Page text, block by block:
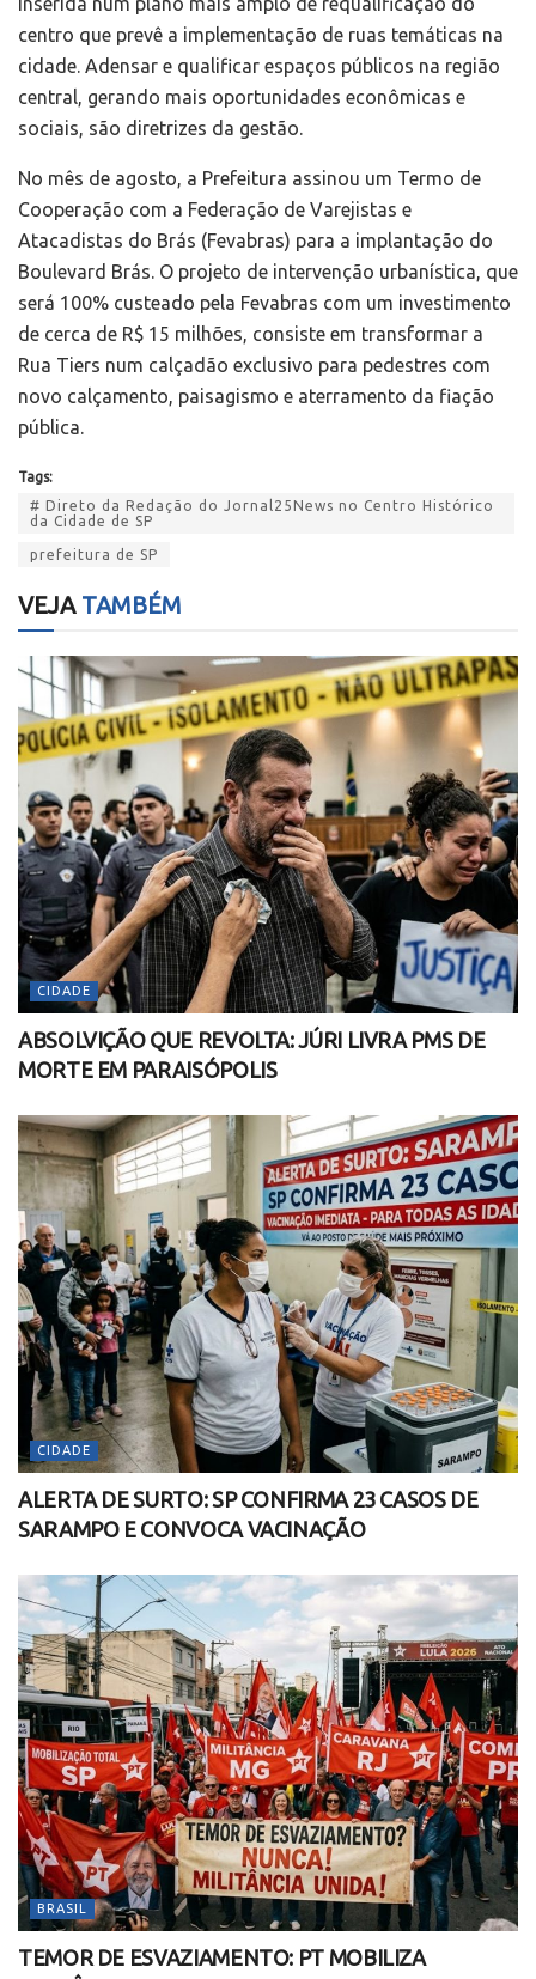
centro que prevê a implementação de ruas temáticas na
cidade. Adensar e qualificar espaços públicos na região
central, gerando mais oportunidades econômicas e
sociais, são diretrizes da gestão.
No mês de agosto, a Prefeitura assinou um Termo de
Cooperação com a Federação de Varejistas e
Atacadistas do Brás (Fevabras) para a implantação do
Boulevard Brás. O projeto de intervenção urbanística, que
será 100% custeado pela Fevabras com um investimento
de cerca de R$ 15 milhões, consiste em transformar a
Rua Tiers num calçadão exclusivo para pedestres com
novo calçamento, paisagismo e aterramento da fiação
pública.
Tags:
# Direto da Redação do Jornal25News no Centro Histórico
da Cidade de SP
prefeitura de SP
VEJATAMBÉM
CIDADE
ABSOLVIÇÃO QUE REVOLTA: JÚRI LIVRA PMS DE
MORTE EM PARAISÓPOLIS
CIDADE
ALERTA DE SURTO: SP CONFIRMA 23 CASOS DE
SARAMPO E CONVOCA VACINAÇÃO
BRASIL
TEMOR DE ESVAZIAMENTO: PT MOBILIZA